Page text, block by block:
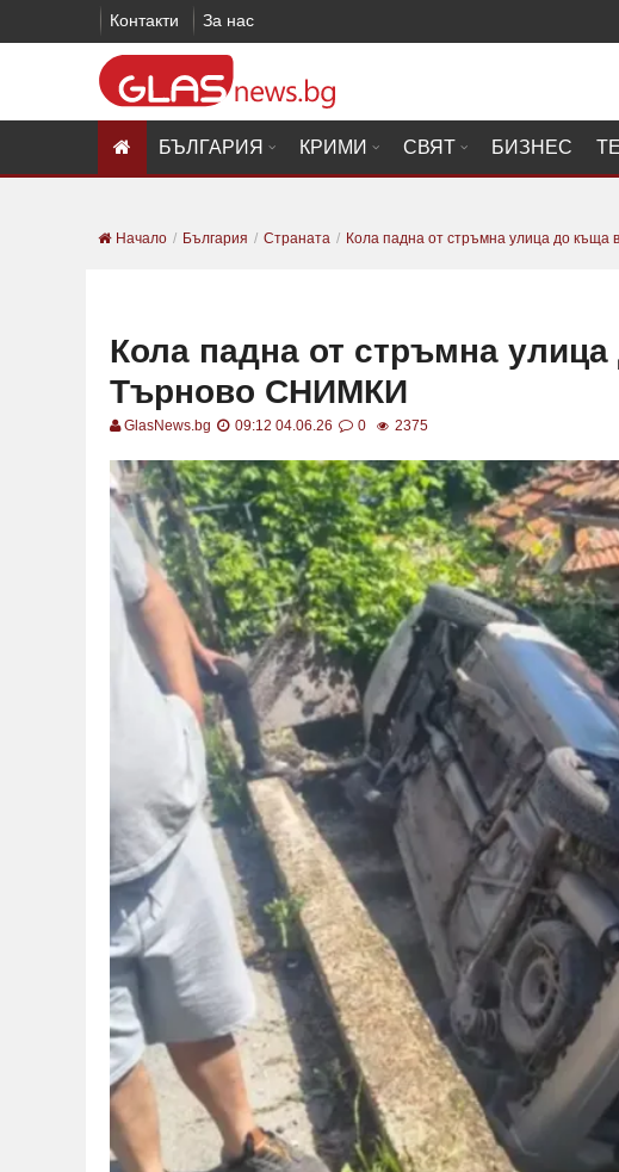
Контакти За нас
БЪЛГАРИЯ КРИМИ СВЯТ БИЗНЕС
Начало България Страната Кола падна от стръмна улица до къща
Кола падна от стръмна
Търново СНИМКИ
GlasNews.bg 09:12 04.06.26 0 2375